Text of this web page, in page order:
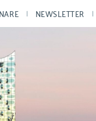
NEWSLETTER